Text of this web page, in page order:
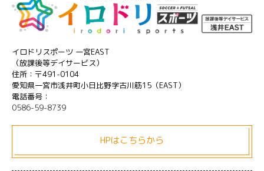
イロドリスポーツ 一宮EAST
（放課後等デイサービス）
住所：〒491-0104
愛知県一宮市浅井町小日比野字古川筋15（EAST）
電話番号：
0586-59-8739
HPはこちらから